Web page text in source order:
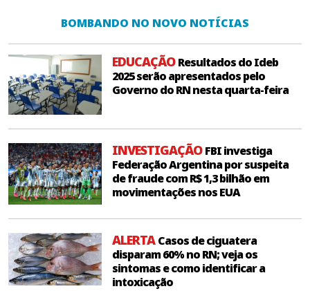
BOMBANDO NO NOVO NOTÍCIAS
EDUCAÇÃOResultados do Ideb
2025 serão apresentados pelo
Governo do RN nesta quarta-feira
INVESTIGAÇÃOFBI investiga
Federação Argentina por suspeita
de fraude com R$ 1,3 bilhão em
movimentações nos EUA
ALERTACasos de ciguatera
disparam 60% no RN; veja os
sintomas e como identificar a
intoxicação